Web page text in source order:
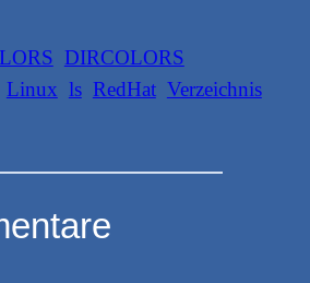
DIRCOLORS
Linux ls RedHat Verzeichnis